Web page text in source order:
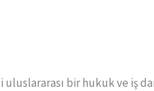
bir hukuk ve iş